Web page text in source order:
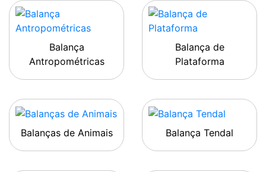
Balança
Antropométricas
Balança de
Plataforma
Balanças de Animais Balança Tendal